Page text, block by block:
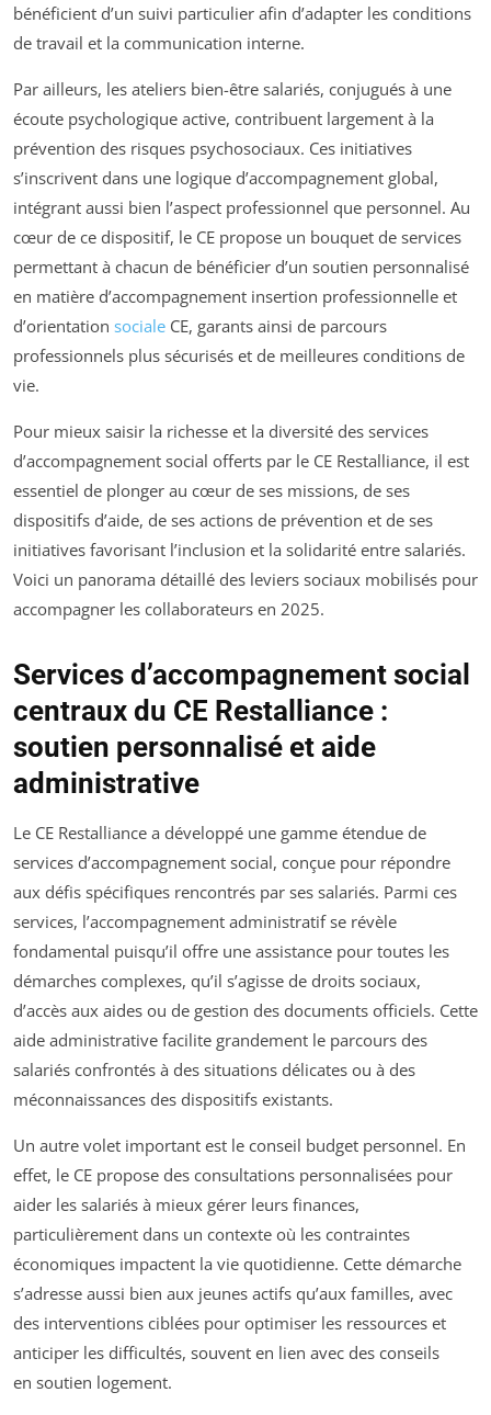
bénéficient d’un suivi particulier afin d’adapter les conditions
de travail et la communication interne.
Par ailleurs, les ateliers bien-être salariés, conjugués à une
écoute psychologique active, contribuent largement à la
prévention des risques psychosociaux. Ces initiatives
s’inscrivent dans une logique d’accompagnement global,
intégrant aussi bien l’aspect professionnel que personnel. Au
cœur de ce dispositif, le CE propose un bouquet de services
permettant à chacun de bénéficier d’un soutien personnalisé
en matière d’accompagnement insertion professionnelle et
d’orientation sociale CE, garants ainsi de parcours
professionnels plus sécurisés et de meilleures conditions de
vie.
Pour mieux saisir la richesse et la diversité des services
d’accompagnement social offerts par le CE Restalliance, il est
essentiel de plonger au cœur de ses missions, de ses
dispositifs d’aide, de ses actions de prévention et de ses
initiatives favorisant l’inclusion et la solidarité entre salariés.
Voici un panorama détaillé des leviers sociaux mobilisés pour
accompagner les collaborateurs en 2025.
Services d’accompagnement social
centraux du CE Restalliance :
soutien personnalisé et aide
administrative
Le CE Restalliance a développé une gamme étendue de
services d’accompagnement social, conçue pour répondre
aux défis spécifiques rencontrés par ses salariés. Parmi ces
services, l’accompagnement administratif se révèle
fondamental puisqu’il offre une assistance pour toutes les
démarches complexes, qu’il s’agisse de droits sociaux,
d’accès aux aides ou de gestion des documents officiels. Cette
aide administrative facilite grandement le parcours des
salariés confrontés à des situations délicates ou à des
méconnaissances des dispositifs existants.
Un autre volet important est le conseil budget personnel. En
effet, le CE propose des consultations personnalisées pour
aider les salariés à mieux gérer leurs finances,
particulièrement dans un contexte où les contraintes
économiques impactent la vie quotidienne. Cette démarche
s’adresse aussi bien aux jeunes actifs qu’aux familles, avec
des interventions ciblées pour optimiser les ressources et
anticiper les difficultés, souvent en lien avec des conseils
en soutien logement.